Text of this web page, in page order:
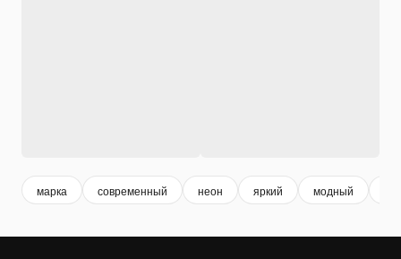
марка современный неон яркий модный